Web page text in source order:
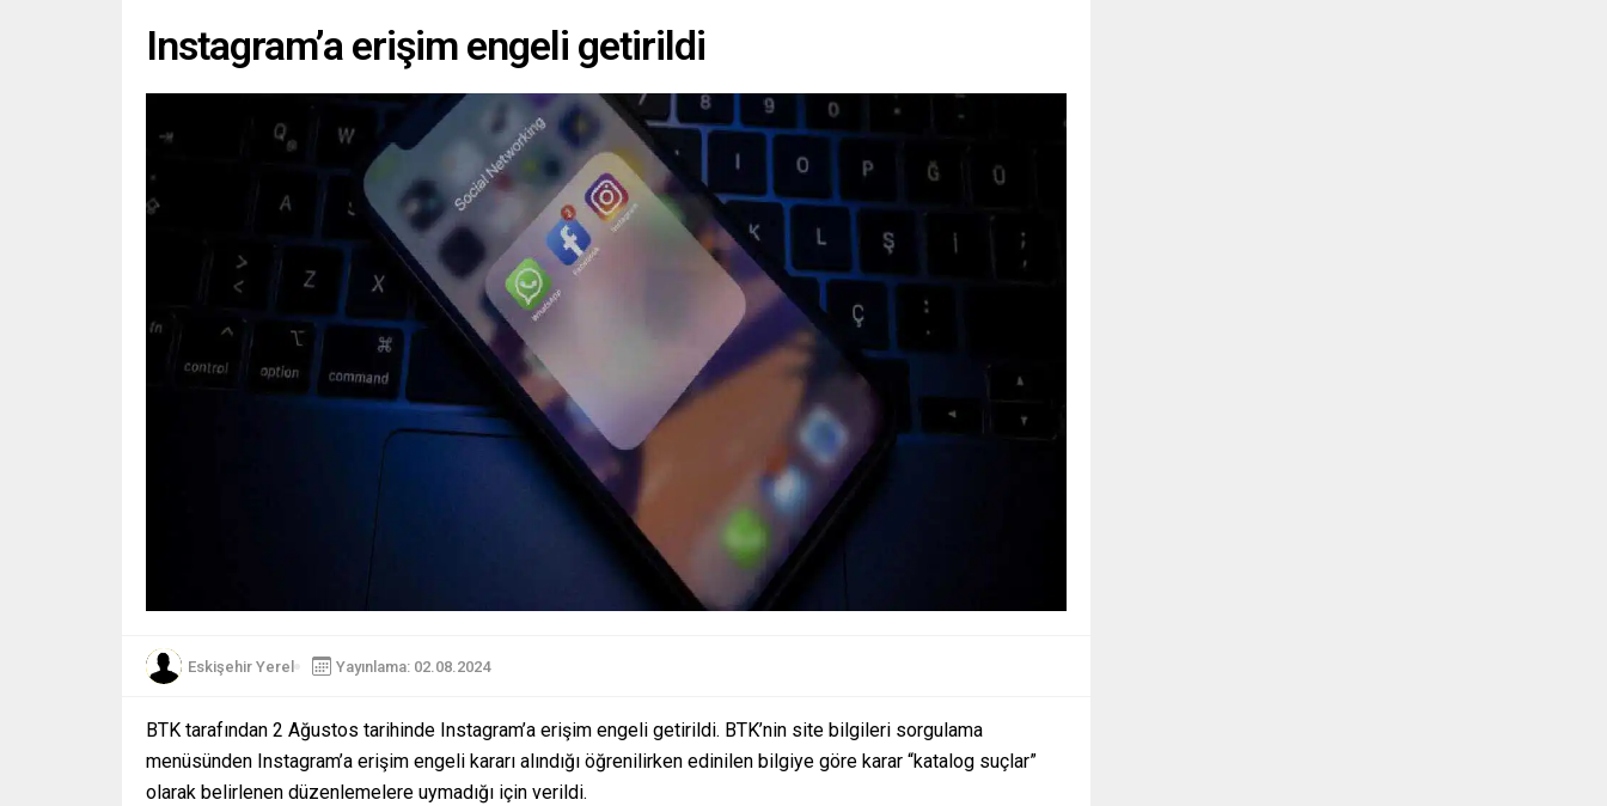
Instagram’a erişim engeli getirildi
Eskişehir Yerel Yayınlama: 02.08.2024
BTK tarafından 2 Ağustos tarihinde Instagram’a erişim engeli getirildi. BTK’nin site bilgileri sorgulama
menüsünden Instagram’a erişim engeli kararı alındığı öğrenilirken edinilen bilgiye göre karar “katalog suçlar”
olarak belirlenen düzenlemelere uymadığı için verildi.